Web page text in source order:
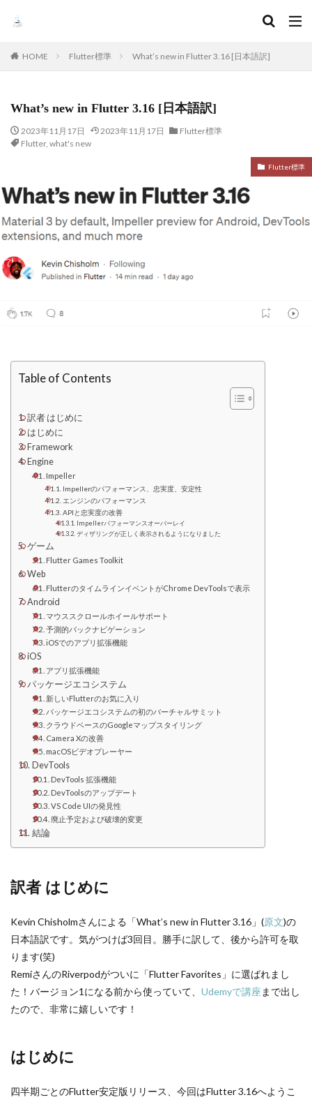
HOME Flutter標準 What’s new in Flutter 3.16 [日本語訳]
What’s new in Flutter 3.16 [日本語訳]
2023年11月17日 2023年11月17日
Flutter標準
Flutter, what's new
Flutter標準
Table of Contents
訳者 はじめに
はじめに
Framework
Engine
Impeller
Impellerのパフォーマンス、忠実度、安定性
エンジンのパフォーマンス
APIと忠実度の改善
Impellerパフォーマンスオーバーレイ
ディザリングが正しく表示されるようになりました
ゲーム
Flutter Games Toolkit
Web
FlutterのタイムラインイベントがChrome DevToolsで表示
Android
マウススクロールホイールサポート
予測的バックナビゲーション
iOSでのアプリ拡張機能
iOS
アプリ拡張機能
パッケージエコシステム
新しいFlutterのお気に入り
パッケージエコシステムの初のバーチャルサミット
クラウドベースのGoogleマップスタイリング
Camera Xの改善
macOSビデオプレーヤー
DevTools
DevTools 拡張機能
DevToolsのアップデート
VS Code UIの発見性
廃止予定および破壊的変更
結論
訳者 はじめに
Kevin Chisholmさんによる「What’s new in Flutter 3.16」(原文)の
日本語訳です。気がつけば3回目。勝手に訳して、後から許可を取
ります(笑)
RemiさんのRiverpodがついに「Flutter Favorites」に選ばれまし
た！バージョン1になる前から使っていて、 Udemyで講座 まで出し
たので、非常に嬉しいです！
はじめに
四半期ごとのFlutter安定版リリース、今回はFlutter 3.16へようこ